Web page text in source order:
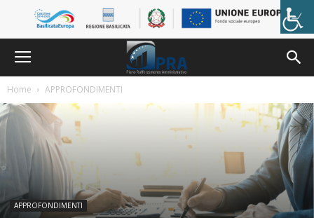
content
Home APPROFONDIMENTI
APPROFONDIMENTI